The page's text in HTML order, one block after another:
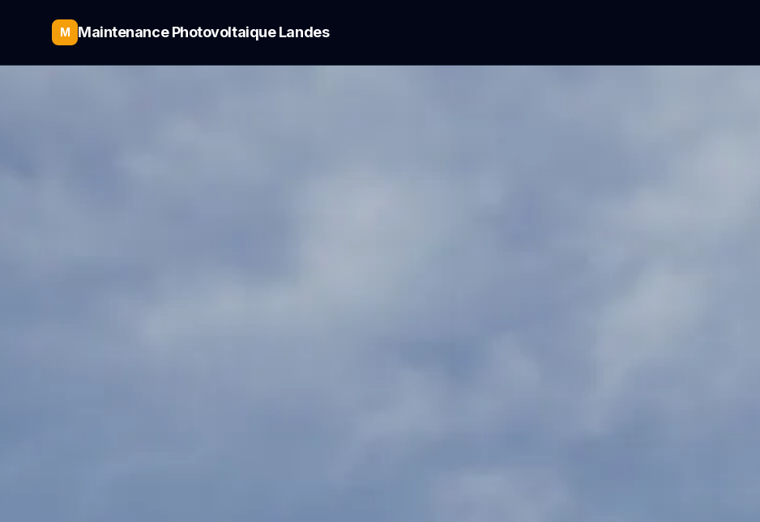
M Maintenance Photovoltaique Landes